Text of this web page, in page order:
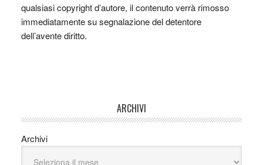
qualsiasi copyright d’autore, il contenuto verrà rimosso
immediatamente su segnalazione del detentore
dell’avente diritto.
ARCHIVI
Archivi